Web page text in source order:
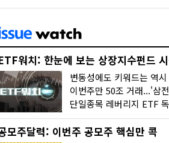
워치: 한눈에 보는 상장지수펀드
모주달력: 이번주 공모주 핵심만 콕